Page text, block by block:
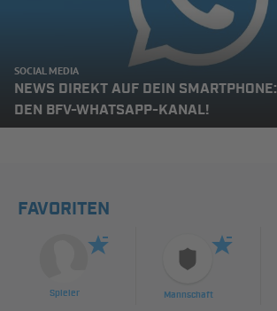
SOCIAL MEDIA
NEWS DIREKT AUF DEIN
DEN BFV-WHATSAPP-KANAL!
FAVORITEN
Spieler Mannschaft